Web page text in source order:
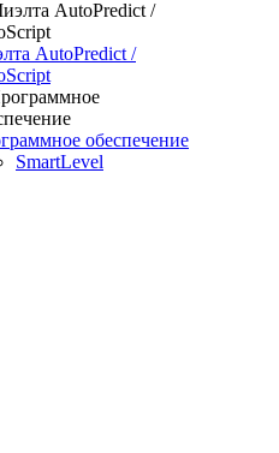
AutoPredict /
обеспечение
SmartLevel